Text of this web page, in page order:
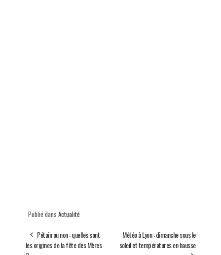
Publié dans Actualité
Pétain ou non : quelles sont
les origines de la fête des Mères
Météo à Lyon : dimanche sous le
soleil et températures en hausse